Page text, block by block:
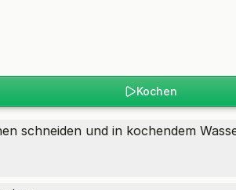
Kochen
schneiden und in kochendem